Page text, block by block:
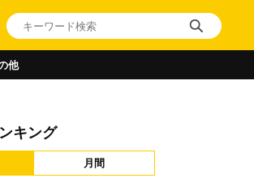
他
キング
月間